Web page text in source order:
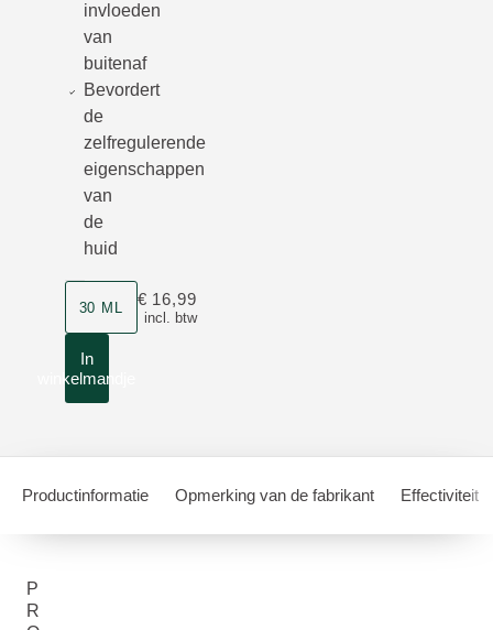
invloeden
van
buitenaf
Bevordert
de
zelfregulerende
eigenschappen
van
de
huid
30 ML
incl. btw
€ 16,99
In
winkelmandje
Productinformatie Opmerking van de fabrikant Effectiviteit
P
R